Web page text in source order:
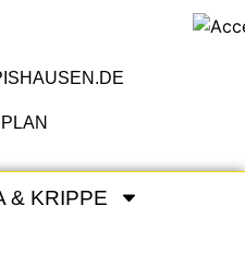
& KRIPPE